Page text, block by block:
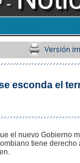
esconda el
el nuevo Gobierno
tiene derecho